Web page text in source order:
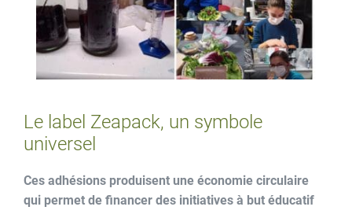
Le label Zeapack, un symbole
universel
Ces adhésions produisent une économie circulaire
qui permet de financer des initiatives à but éducatif